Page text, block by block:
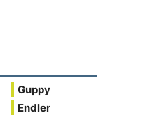
Guppy
Endler